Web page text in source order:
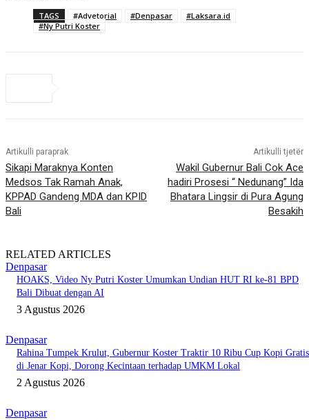
TAGS #Advetorial #Denpasar
#Laksara.id
#Ny Putri Koster
Artikulli paraprak
Sikapi Maraknya Konten
Medsos Tak Ramah Anak,
KPPAD Gandeng MDA dan KPID
Bali
Artikulli tjetër
Wakil Gubernur Bali Cok Ace
hadiri Prosesi “ Nedunang” Ida
Bhatara Lingsir di Pura Agung
Besakih
RELATED ARTICLES
Denpasar
HOAKS, Video Ny Putri Koster Umumkan Undian HUT RI ke-81 BPD
Bali Dibuat dengan AI
3 Agustus 2026
Denpasar
Rahina Tumpek Krulut, Gubernur Koster Traktir 10 Ribu Cup Kopi Gratis
di Jenar Kopi, Dorong Kecintaan terhadap UMKM Lokal
2 Agustus 2026
Denpasar